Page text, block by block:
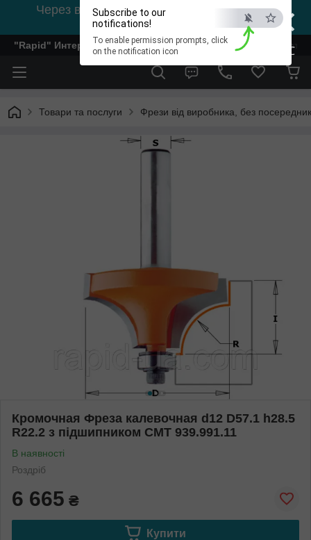
×
ESC
Subscribe to our
notifications!
To enable permission prompts, click
on the notification icon
Через відсутність світла, зв'язок на viber
0978002056
"Rapid" Интернет-магазин деревообрабатывающего
Товари та послуги Фрези від виробника, без
Кромочная Фреза калевочная d12 D57.1 h28.5
R22.2 з підшипником СМТ 939.991.11
В наявності
Роздріб
6 665 ₴
Купити